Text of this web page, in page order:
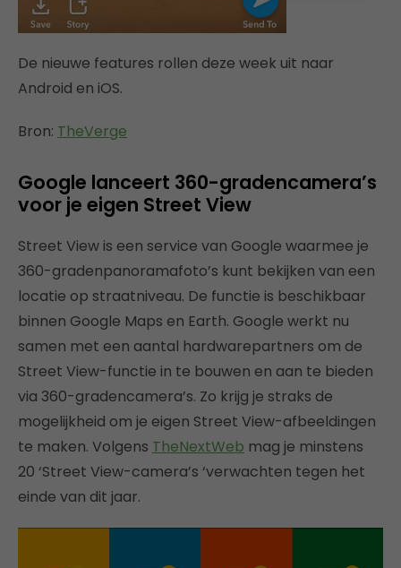
De nieuwe features rollen deze week uit naar
Android en iOS.
Bron: TheVerge
Google lanceert 360-gradencamera’s
voor je eigen Street View
Street View is een service van Google waarmee je
360-gradenpanoramafoto’s kunt bekijken van een
locatie op straatniveau. De functie is beschikbaar
binnen Google Maps en Earth. Google werkt nu
samen met een aantal hardwarepartners om de
Street View-functie in te bouwen en aan te bieden
via 360-gradencamera’s. Zo krijg je straks de
mogelijkheid om je eigen Street View-afbeeldingen
te maken. Volgens TheNextWeb mag je minstens
20 ‘Street View-camera’s ‘verwachten tegen het
einde van dit jaar.